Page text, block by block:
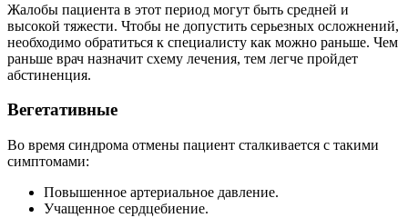
Жалобы пациента в этот период могут быть средней и
высокой тяжести. Чтобы не допустить серьезных осложнений,
необходимо обратиться к специалисту как можно раньше. Чем
раньше врач назначит схему лечения, тем легче пройдет
абстиненция.
Вегетативные
Во время синдрома отмены пациент сталкивается с такими
симптомами:
Повышенное артериальное давление.
Учащенное сердцебиение.